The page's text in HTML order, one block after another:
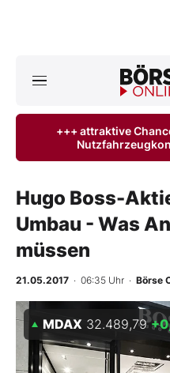
ktuelle Ausgabe
Finanz-Check
BO-Musterdepots
Experten
+++ attraktive
Hugo Boss-
Umbau - Was
müssen
21.05.2017 · 06:35 Uhr · Börse
MDAX 32.489,79